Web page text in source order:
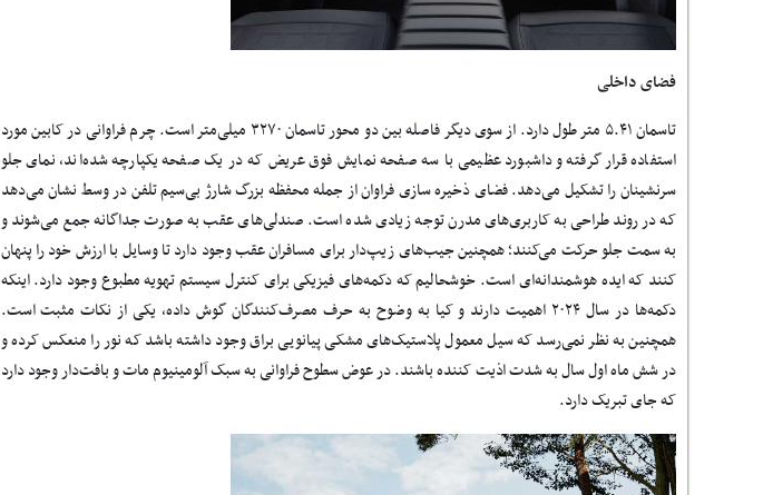
فضای داخلی
تاسمان ۵.۴۱ متر طول دارد. از سوی دیگر فاصله بین دو محور تاسمان ۳۲۷۰ میلی‌متر است. چرم فراوانی در کابین مورد
استفاده قرار گرفته و داشبورد عظیمی با سه صفحه نمایش فوق عریض که در یک صفحه یکپارچه شده‌اند، نمای جلو
سرنشینان را تشکیل می‌دهد. فضای ذخیره سازی فراوان از جمله محفظه بزرگ شارژ بی‌سیم تلفن در وسط نشان می‌دهد
که در روند طراحی به کاربری‌های مدرن توجه زیادی شده است. صندلی‌های عقب به صورت جداگانه جمع می‌شوند و
به سمت جلو حرکت می‌کنند؛ همچنین جیب‌های زیپ‌دار برای مسافران عقب وجود دارد تا وسایل با ارزش خود را پنهان
کنند که ایده هوشمندانه‌ای است. خوشحالیم که دکمه‌های فیزیکی برای کنترل سیستم تهویه مطبوع وجود دارد. اینکه
دکمه‌ها در سال ۲۰۲۴ اهمیت دارند و کیا به وضوح به حرف مصرف‌کنندگان گوش داده، یکی از نکات مثبت است.
همچنین به نظر نمی‌رسد که سیل معمول پلاستیک‌های مشکی پیانویی براق وجود داشته باشد که نور را منعکس کرده و
در شش ماه اول سال به شدت اذیت کننده باشند. در عوض سطوح فراوانی به سبک آلومینیوم مات و بافت‌دار وجود دارد
که جای تبریک دارد.